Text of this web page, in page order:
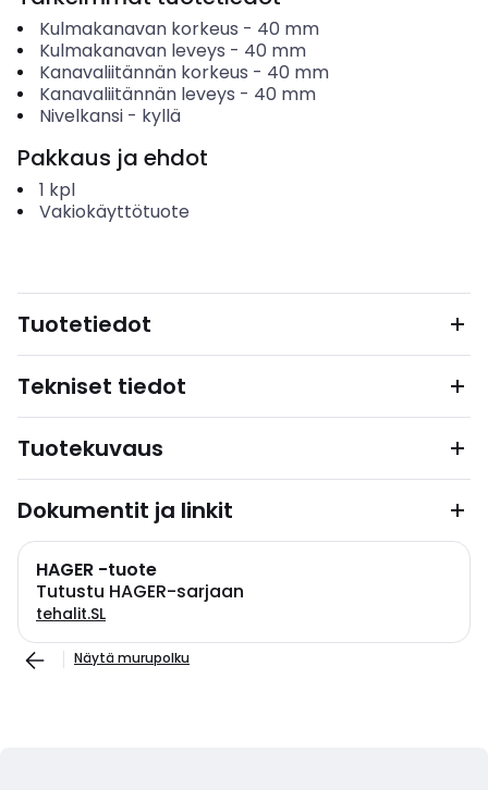
Kulmakanavan korkeus - 40 mm
Kulmakanavan leveys - 40 mm
Kanavaliitännän korkeus - 40 mm
Kanavaliitännän leveys - 40 mm
Nivelkansi- kyllä
Pakkaus ja ehdot
1 kpl
Vakiokäyttötuote
Tuotetiedot
Tekniset tiedot
Tuotekuvaus
Dokumentit ja linkit
HAGER -tuote
Tutustu HAGER-sarjaan
tehalit.SL
Näytä murupolku